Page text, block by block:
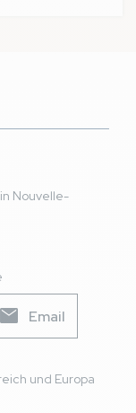
Nouvelle-
mail Email
und Europa